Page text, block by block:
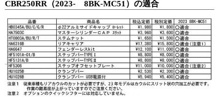
CBR250RR（2023- 8BK-MC51）の適合